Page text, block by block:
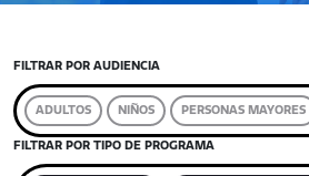
FILTRAR POR AUDIENCIA
ADULTOS NIÑOS PERSONAS MAYORES
FILTRAR POR TIPO DE PROGRAMA